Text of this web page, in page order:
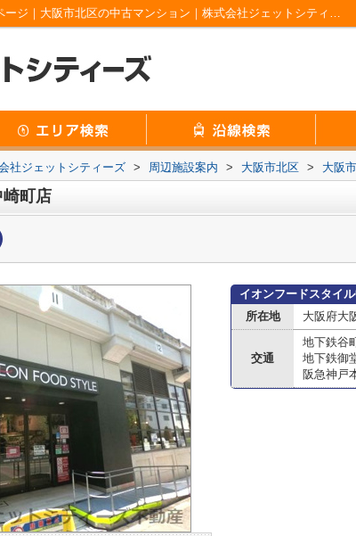
イオンフードスタイル中崎町店情報ページ｜大阪市北区の中古マンション｜株式会社ジェットシティーズ
社ジェットシティーズ > 周辺施設案内 > 大阪市北区 > 大阪
町店
イオンフードスタイ
所在地
大阪府大
交通
地下鉄谷
地下鉄御
阪急神戸